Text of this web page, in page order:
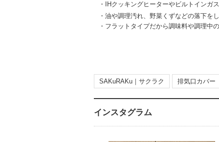
・IHクッキングヒーターやビルトインガ
・油や調理汚れ、野菜くずなどの落下を
・フラットタイプだから調味料や調理中
SAKuRAKu｜サクラク 排気口カバー
インスタグラム